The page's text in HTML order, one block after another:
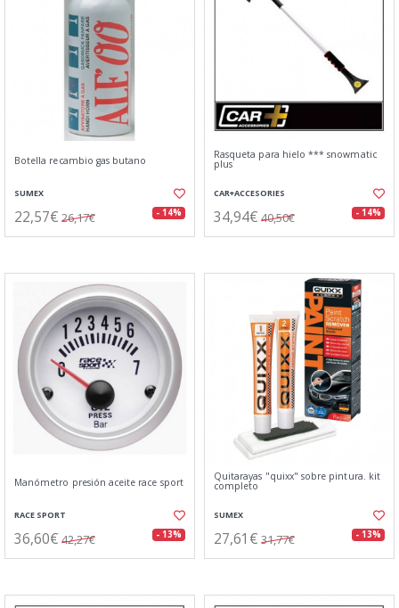
Botella recambio gas butano
SUMEX
22,57€ 26,17€ - 14%
Rasqueta para hielo *** snowmatic
plus
CAR+ACCESORIES
34,94€ 40,50€ - 14%
Manómetro presión aceite race sport
RACE SPORT
36,60€ 42,27€ - 13%
Quitarayas "quixx" sobre pintura. kit
completo
SUMEX
27,61€ 31,77€ - 13%